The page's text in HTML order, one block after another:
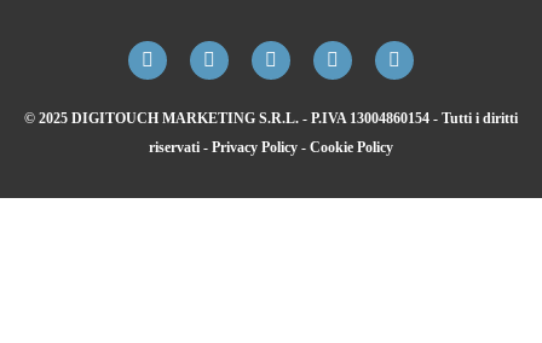
© 2025 DIGITOUCH MARKETING S.R.L. - P.IVA 13004860154 - Tutti i diritti
riservati - Privacy Policy - Cookie Policy